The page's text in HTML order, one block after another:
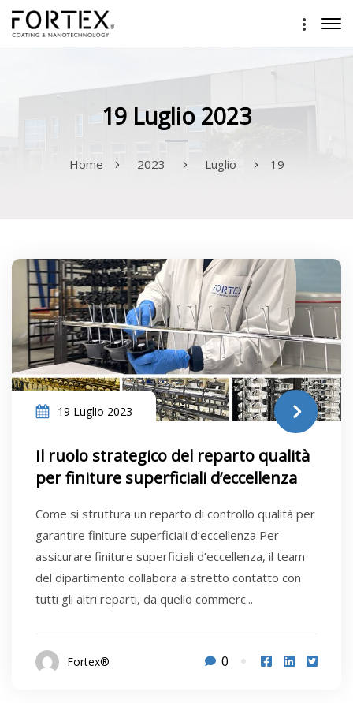
19 Luglio 2023
Home 2023 Luglio 19
19 Luglio 2023
Il ruolo strategico del reparto qualità
per finiture superficiali d’eccellenza
Come si struttura un reparto di controllo qualità per
garantire finiture superficiali d’eccellenza Per
assicurare finiture superficiali d’eccellenza, il team
del dipartimento collabora a stretto contatto con
tutti gli altri reparti, da quello commerc...
Fortex® 0